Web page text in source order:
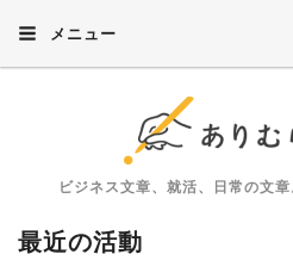
メニュー
ビジネス文章、就活、日常の文
最近の活動